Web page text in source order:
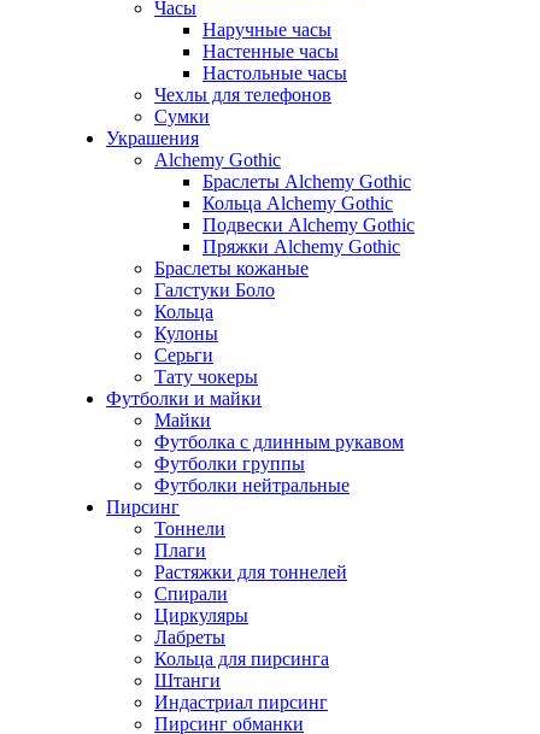
Часы
Наручные часы
Настенные часы
Настольные часы
Чехлы для телефонов
Сумки
Украшения
Alchemy Gothic
Браслеты Alchemy Gothic
Кольца Alchemy Gothic
Подвески Alchemy Gothic
Пряжки Alchemy Gothic
Браслеты кожаные
Галстуки Боло
Кольца
Кулоны
Серьги
Тату чокеры
Футболки и майки
Майки
Футболка с длинным рукавом
Футболки группы
Футболки нейтральные
Пирсинг
Тоннели
Плаги
Растяжки для тоннелей
Спирали
Циркуляры
Лабреты
Кольца для пирсинга
Штанги
Индастриал пирсинг
Пирсинг обманки